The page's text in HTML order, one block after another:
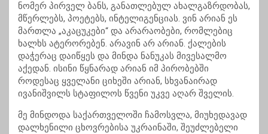
ნომერ პირველ ბანს, განათლებულ ახალგაზრდობას,
მწერლებს, პოეტებს, ინტელიგენციას. ვინ არიან ეს
მართლა „აკაცუკები“ და არარაობები, რომლებიც
ხალხს ატერორებენ. არავინ არ არიან. ქალების
დაჭერაც დაიწყეს და მინდა ნანუკას მივესალმო
აქედან. ისინი წყნარად არიან იმ პირობებში
როდესაც ყველანი ციხეში არიან, სხვანაირად
ივანიშვილს სტაფილოს წვენი უკვე აღარ შველის.
მე მინდოდა საქართველოში ჩამოსვლა, მიუხედავად
დალხენილი ცხოვრებისა უკრაინაში, შეუძლებელი